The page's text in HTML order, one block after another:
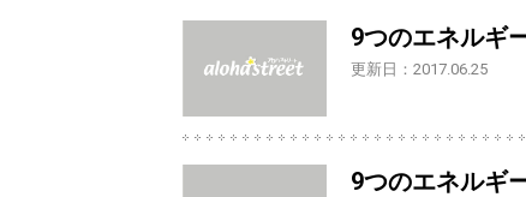
9つのエネルギ
更新日：2017.06.25
9つのエネルギ